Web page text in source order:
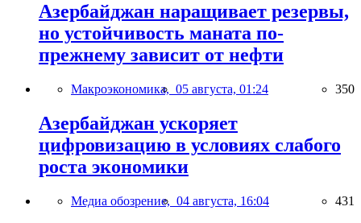
Азербайджан наращивает резервы,
но устойчивость маната по-
прежнему зависит от нефти
Макроэкономика, 05 августа, 01:24 350
Азербайджан ускоряет
цифровизацию в условиях слабого
роста экономики
Медиа обозрение, 04 августа, 16:04 431